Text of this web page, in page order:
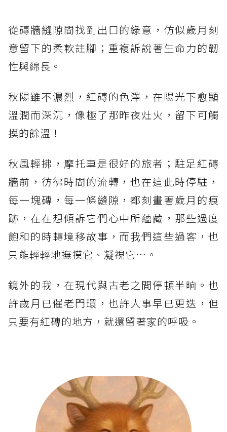
從磚牆縫隙間找到出口的綠意，仿似歲月刻
意留下的柔軟註腳；重複訴說著生命力的韌
性與綿長。
秋陽雖不濃烈，紅磚的色澤，在陽光下愈顯
溫潤而深沉，像極了那昨夜灶火，留下可觸
摸的餘溫！
秋風輕拂，摩托車是很好的旅者；駐足紅磚
牆前，彷彿時間的流轉，也在這此時停駐，
每一塊磚，每一條縫隙，都刻畫著歲月的痕
跡，在在想傾訴它們心中所蘊藏，那些過度
飽和的時轉境移故事，而我們這些過客，也
只能輕輕地撫摸它、凝視它…。
鏡外的我，在現代與古老之間停頓半晌。也
許歲月已催老門環，也許人事早已更迭，但
只要有紅磚的地方，就還留著家的呼吸。